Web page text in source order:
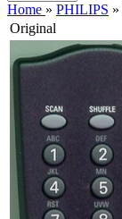
Home » PHILIPS »
Original